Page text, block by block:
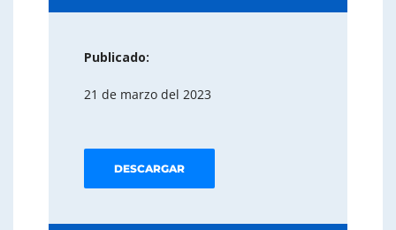
Publicado:
21 de marzo del 2023
DESCARGAR